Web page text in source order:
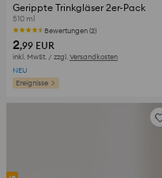
Gerippte Trinkgläser 2er-Pack
510 ml
Bewertungen (2)
2,99 EUR
inkl. MwSt. / zzgl.Versandkosten
NEU
Ereignisse